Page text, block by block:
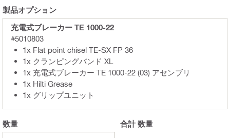
製品オプション
充電式ブレーカー TE 1000-22
#5010803
1x Flat point chisel TE-SX FP 36
1x クランピングバンド XL
1x 充電式ブレーカー TE 1000-22 (03) アセンブリ
1x Hilti Grease
1x グリップユニット
数量 合計数量